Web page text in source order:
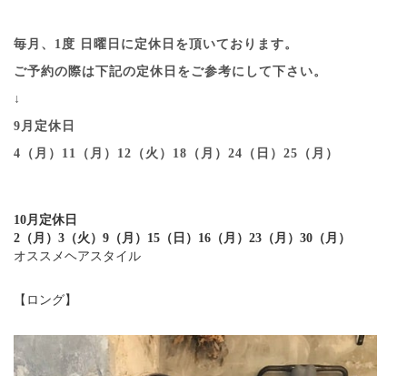
毎月、1度 日曜日に定休日を頂いております。
ご予約の際は下記の定休日をご参考にして下さい。
↓
9月定休日
4（月）11（月）12（火）18（月）24（日）25（月）
10月定休日
2（月）3（火）9（月）15（日）16（月）23（月）30（月）
オススメヘアスタイル
【ロング】